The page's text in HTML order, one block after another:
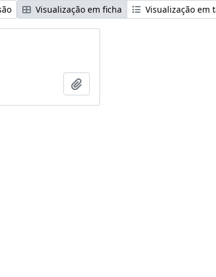
Visualização em ficha Visualização em